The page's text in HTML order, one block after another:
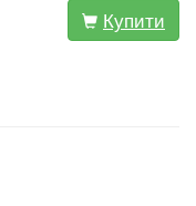
Купити